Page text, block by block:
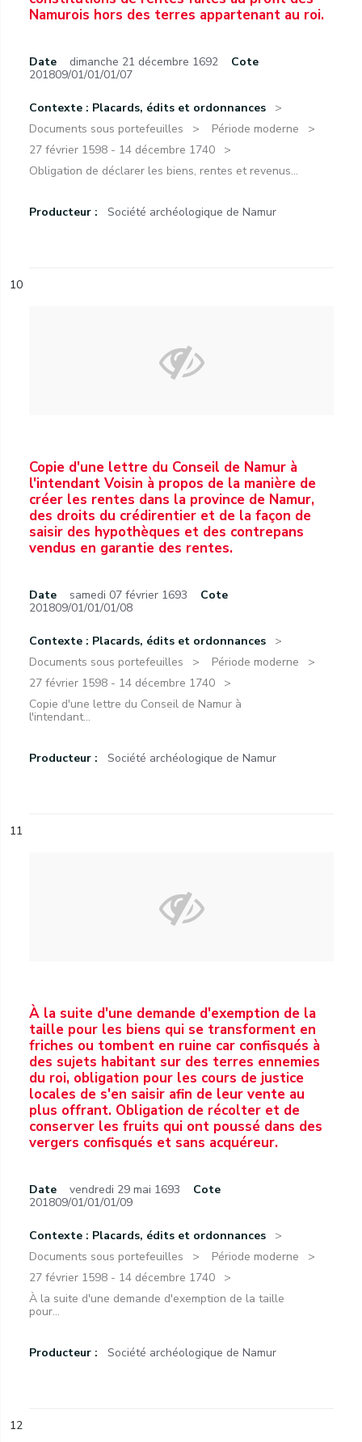
Namurois hors des terres appartenant au roi.
Date dimanche 21 décembre 1692
Cote
201809/01/01/01/07
Contexte : Placards, édits et ordonnances
Documents sous portefeuilles
Période moderne
27 février 1598 - 14 décembre 1740
Obligation de déclarer les biens, rentes et revenus...
Producteur : Société archéologique de Namur
10
Copie d'une lettre du Conseil de Namur à
l'intendant Voisin à propos de la manière de
créer les rentes dans la province de Namur,
des droits du crédirentier et de la façon de
saisir des hypothèques et des contrepans
vendus en garantie des rentes.
Date samedi 07 février 1693
Cote
201809/01/01/01/08
Contexte : Placards, édits et ordonnances
Documents sous portefeuilles
Période moderne
27 février 1598 - 14 décembre 1740
Copie d'une lettre du Conseil de Namur à
l'intendant...
Producteur : Société archéologique de Namur
11
À la suite d'une demande d'exemption de la
taille pour les biens qui se transforment en
friches ou tombent en ruine car confisqués à
des sujets habitant sur des terres ennemies
du roi, obligation pour les cours de justice
locales de s'en saisir afin de leur vente au
plus offrant. Obligation de récolter et de
conserver les fruits qui ont poussé dans des
vergers confisqués et sans acquéreur.
Date vendredi 29 mai 1693
Cote
201809/01/01/01/09
Contexte : Placards, édits et ordonnances
Documents sous portefeuilles
Période moderne
27 février 1598 - 14 décembre 1740
À la suite d'une demande d'exemption de la taille
pour...
Producteur : Société archéologique de Namur
12